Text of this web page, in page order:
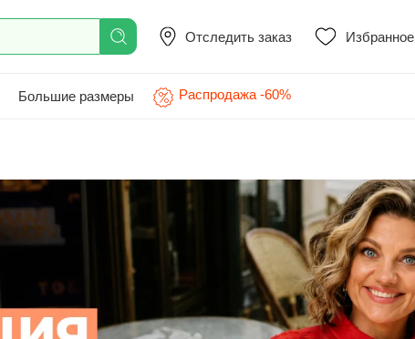
Отследить заказ Избранное
Большие размеры Распродажа -60%